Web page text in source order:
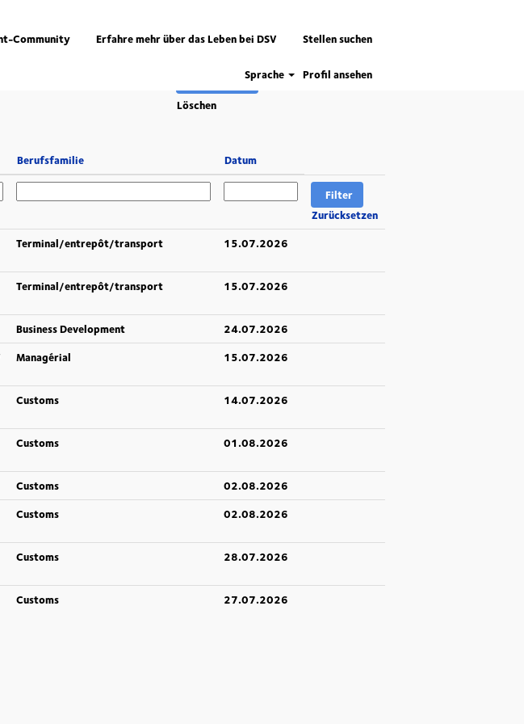
Community Erfahre mehr über das Leben bei DSV Stellen suchen
Sprache Profil ansehen
Löschen
Berufsfamilie Datum
Zurücksetzen
Terminal/entrepôt/transport 15.07.2026
Terminal/entrepôt/transport 15.07.2026
Business Development
24.07.2026
Managérial 15.07.2026
Customs 14.07.2026
Customs 01.08.2026
Customs
02.08.2026
Customs 02.08.2026
Customs 28.07.2026
Customs 27.07.2026